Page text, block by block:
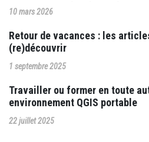
10 mars 2026
Retour de vacances : les
(re)découvrir
1 septembre 2025
Travailler ou former en toute
environnement QGIS portable
22 juillet 2025